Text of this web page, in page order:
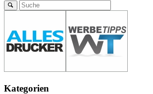
Kategorien